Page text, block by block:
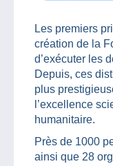
Les premiers
création de la
d’exécuter les
Depuis, ces
plus
l’excellence
humanitaire.
Près de 1000
ainsi que 28